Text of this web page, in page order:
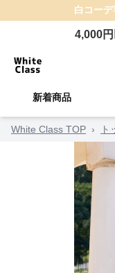
白コーデ
4,000
新着商品
White Class TOP › ト